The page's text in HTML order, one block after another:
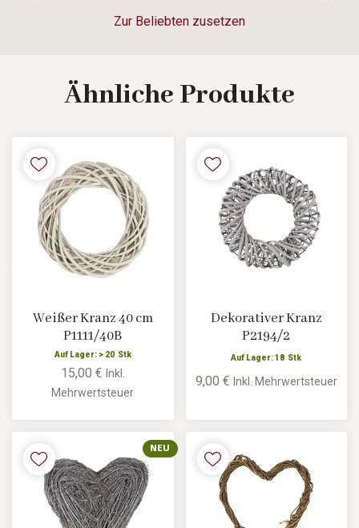
Zur Beliebten zusetzen
Ähnliche Produkte
Weißer Kranz 40 cm
P1111/40B
Auf Lager: > 20 Stk
15,00 € Inkl.
Mehrwertsteuer
Dekorativer Kranz
P2194/2
Auf Lager: 18 Stk
9,00 € Inkl. Mehrwertsteuer
NEU